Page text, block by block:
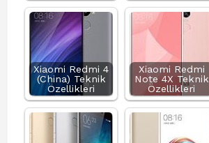
Xiaomi Redmi 4
(China) Teknik
Özellikleri
Xiaomi Redmi
Note 4X Teknik
Özellikleri